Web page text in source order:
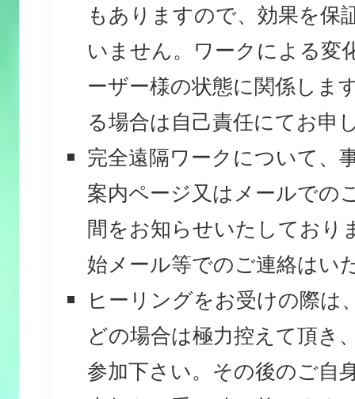
もありますので、効果を保
いません。ワークによる変
ーザー様の状態に関係しま
る場合は自己責任にてお申
完全遠隔ワークについて、
案内ページ又はメールでの
間をお知らせいたしており
始メール等でのご連絡はい
ヒーリングをお受けの際は
どの場合は極力控えて頂き
参加下さい。その後のご自